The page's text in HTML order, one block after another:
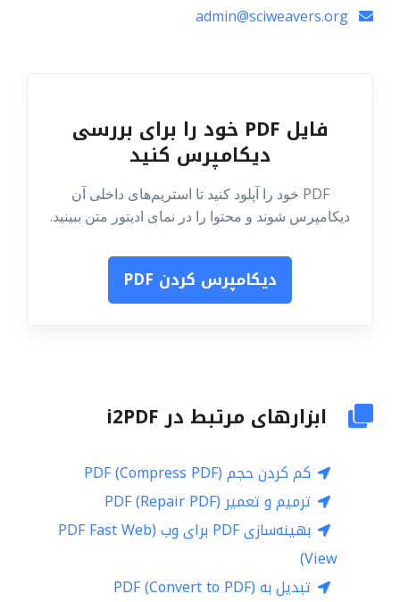
فایل PDF خود را برای بررسی
دیکامپرس کنید
PDF خود را آپلود کنید تا استریم‌های داخلی آن
دیکامپرس شوند و محتوا را در نمای ادیتور متن ببینید.
دیکامپرس کردن PDF
ابزارهای مرتبط در i2PDF
کم کردن حجم PDF (Compress PDF)
ترمیم و تعمیر PDF (Repair PDF)
بهینه‌سازی PDF برای وب (PDF Fast Web
View)
تبدیل به PDF (Convert to PDF)